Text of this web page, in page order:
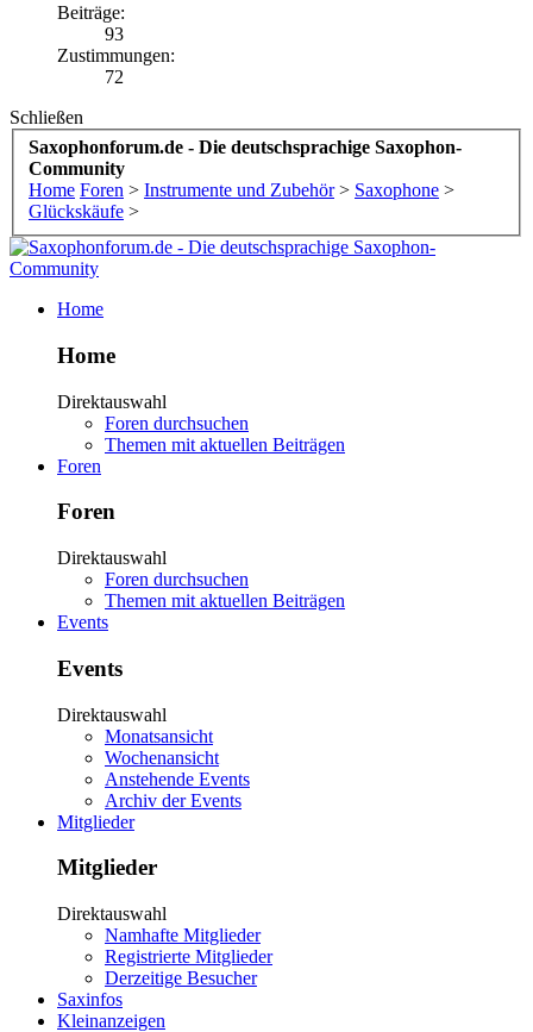
Beiträge:
93
Zustimmungen:
72
Schließen
Saxophonforum.de - Die deutschsprachige Saxophon-
Community
Home Foren > Instrumente und Zubehör > Saxophone >
Glückskäufe >
Home
Home
Direktauswahl
Foren durchsuchen
Themen mit aktuellen Beiträgen
Foren
Foren
Direktauswahl
Foren durchsuchen
Themen mit aktuellen Beiträgen
Events
Events
Direktauswahl
Monatsansicht
Wochenansicht
Anstehende Events
Archiv der Events
Mitglieder
Mitglieder
Direktauswahl
Namhafte Mitglieder
Registrierte Mitglieder
Derzeitige Besucher
Saxinfos
Kleinanzeigen